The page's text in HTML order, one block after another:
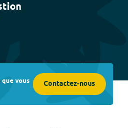
que vous Contactez-nous